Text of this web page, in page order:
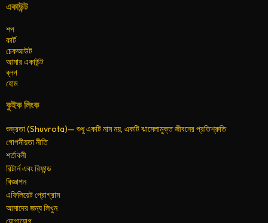
একাউন্ট
শপ
কার্ট
চেকআউট
আমার একাউন্ট
ব্লগ
হোম
কুইক লিংক
শুভ্রতা (Shuvrota)— শুধু একটি নাম নয়, একটি ঝামেলামুক্ত জীবনের প্রতিশ্রুতি
গোপনীয়তা নীতি
শর্তাবলী
রিটার্ন এবং রিফান্ড
বিজ্ঞাপন
এফিলিয়েট প্রোগ্রাম
আমাদের জন্য লিখুন